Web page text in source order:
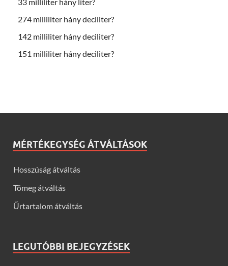
33 milliliter hány liter?
274 milliliter hány deciliter?
142 milliliter hány deciliter?
151 milliliter hány deciliter?
MÉRTÉKEGYSÉG ÁTVÁLTÁSOK
Hosszúság átváltás
Tömeg átváltás
Űrtartalom átváltás
LEGUTÓBBI BEJEGYZÉSEK